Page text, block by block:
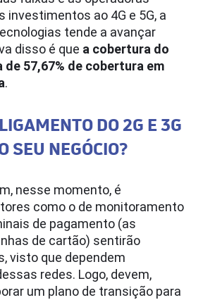
investimentos ao 4G e 5G, a
tende a avançar
disso é que a cobertura do
de 57,67% de cobertura em
.
DO 2G E 3G
SEU NEGÓCIO?
nesse momento, é
como o de monitoramento
de pagamento (as
de cartão) sentirão
visto que dependem
redes. Logo, devem,
um plano de transição para